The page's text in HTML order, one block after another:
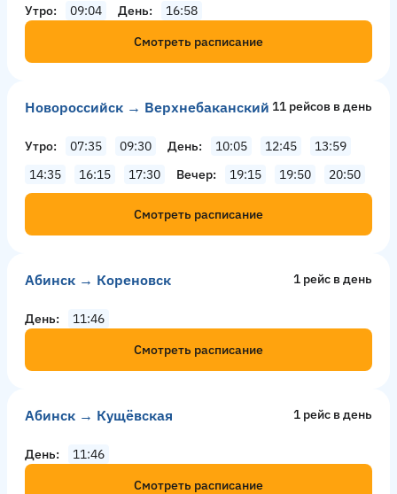
Утро 09:04 День
16:58
Смотреть расписание
Новороссийск → Верхнебаканский 11 рейсов в день
Утро 07:35 09:30 День 10:05 12:45
13:59
14:35
16:15 17:30 Вечер 19:15 19:50 20:50
Смотреть расписание
Абинск → Кореновск 1 рейс в день
День
11:46
Смотреть расписание
Абинск → Кущёвская 1 рейс в день
День
11:46
Смотреть расписание